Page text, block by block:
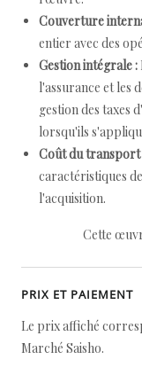
Couverture
entier avec des
Gestion intégrale :
l'assurance et les
gestion des taxes
lorsqu'ils
Coût du transport
caractéristiques
l'acquisition.
Cette
PRIX ET PAIEMENT
Le prix affiché
Marché Saisho.